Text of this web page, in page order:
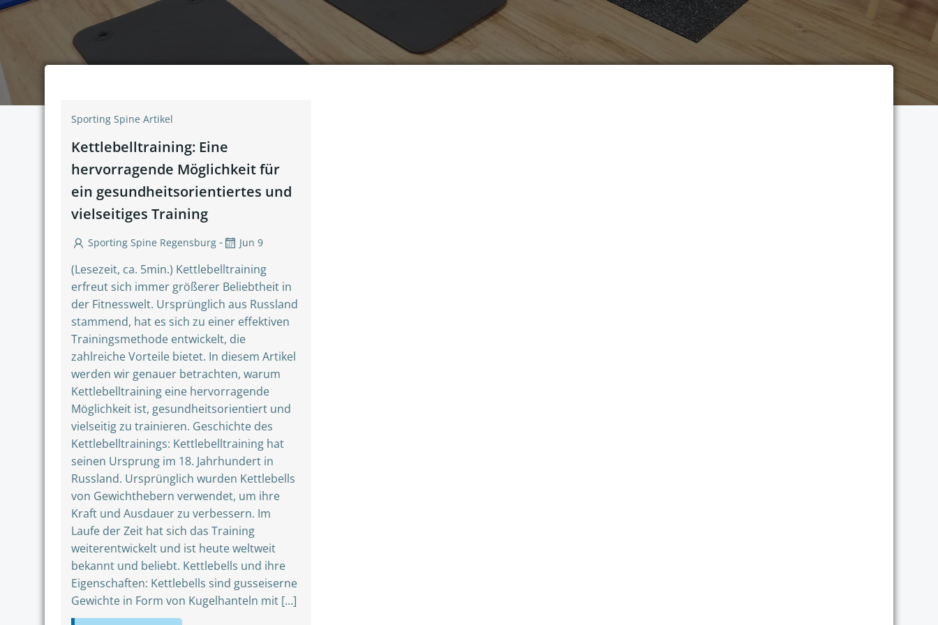
Sporting Spine Artikel
Kettlebelltraining: Eine
hervorragende Möglichkeit für
ein gesundheitsorientiertes und
vielseitiges Training
Sporting Spine Regensburg - Jun 9
(Lesezeit, ca. 5min.) Kettlebelltraining
erfreut sich immer größerer Beliebtheit in
der Fitnesswelt. Ursprünglich aus Russland
stammend, hat es sich zu einer effektiven
Trainingsmethode entwickelt, die
zahlreiche Vorteile bietet. In diesem Artikel
werden wir genauer betrachten, warum
Kettlebelltraining eine hervorragende
Möglichkeit ist, gesundheitsorientiert und
vielseitig zu trainieren. Geschichte des
Kettlebelltrainings: Kettlebelltraining hat
seinen Ursprung im 18. Jahrhundert in
Russland. Ursprünglich wurden Kettlebells
von Gewichthebern verwendet, um ihre
Kraft und Ausdauer zu verbessern. Im
Laufe der Zeit hat sich das Training
weiterentwickelt und ist heute weltweit
bekannt und beliebt. Kettlebells und ihre
Eigenschaften: Kettlebells sind gusseiserne
Gewichte in Form von Kugelhanteln mit […]